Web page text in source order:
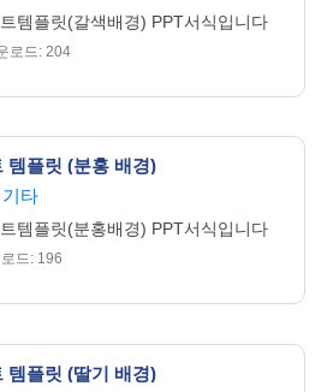
템플릿(갈색배경) PPT서식입니다
로드: 204
템플릿 (분홍 배경)
기타
템플릿(분홍배경) PPT서식입니다
드: 196
템플릿 (딸기 배경)